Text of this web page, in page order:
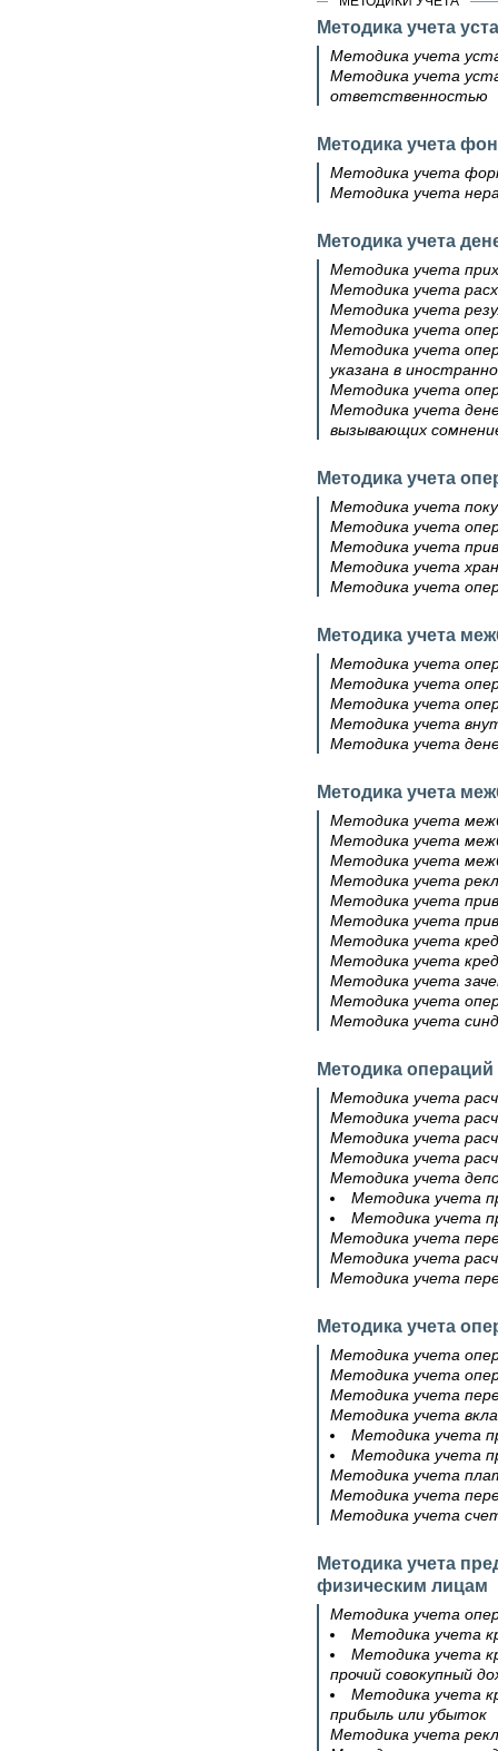
Методика учета
Методика учета
Методика учета
ответственностью
Методика учета
Методика учета
Методика учета
Методика учета
Методика учета
Методика учета
Методика учета
Методика учета
Методика учета
указана в
Методика учета
Методика учета
вызывающих
Методика учета
Методика учета
Методика учета
Методика учета
Методика учета
Методика учета
Методика учета
Методика учета
Методика учета
Методика учета
Методика учета
Методика учета
Методика учета
Методика учета
Методика учета
Методика учета
Методика учета
Методика учета
Методика учета
Методика учета
Методика учета
Методика учета
Методика учета
Методика учета
Методика
Методика учета
Методика учета
Методика учета
Методика учета
Методика учета
Методика учета
Методика учета
Методика учета
Методика учета
Методика учета
Методика учета
Методика учета
Методика учета
Методика учета
Методика учета
Методика учета
Методика учета
Методика учета
Методика учета
Методика учета
Методика учета
физическим лицам
Методика учета
Методика учета
Методика учета
прочий совокупный
Методика учета
прибыль или убыток
Методика учета